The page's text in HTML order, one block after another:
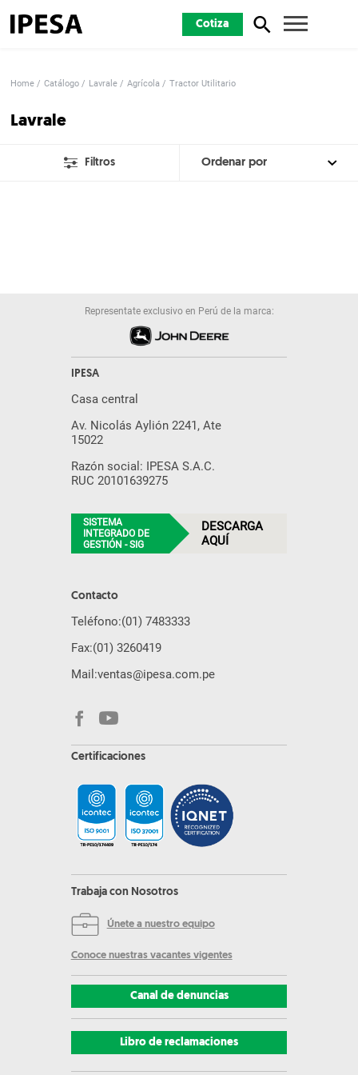
Cotiza
Home Catálogo Lavrale Agrícola Tractor Utilitario
Lavrale
Filtros
Representate exclusivo en Perú de la marca:
IPESA
Casa central
Av. Nicolás Aylión 2241, Ate
15022
Razón social: IPESA S.A.C.
RUC 20101639275
SISTEMA
INTEGRADO DE
GESTIÓN - SIG
DESCARGA
AQUÍ
Contacto
Teléfono:(01) 7483333
Fax:(01) 3260419
Mail:ventas@ipesa.com.pe
Certificaciones
Trabaja con Nosotros
Únete a nuestro equipo
Conoce nuestras vacantes vigentes
Canal de denuncias
Libro de reclamaciones